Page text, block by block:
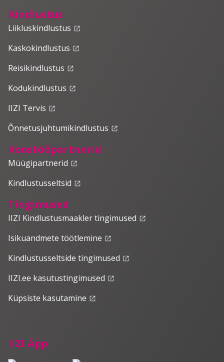
IIZI Äpp
Kindlustus
Liikluskindlustus launch
Kaskokindlustus launch
Reisikindlustus launch
Kodukindlustus launch
IIZI Tervis launch
Õnnetusjuhtumikindlustus launch
Koostööpartnerid
Müügipartnerid launch
Kindlustusseltsid launch
Tingimused
IIZI Kindlustusmaakler tingimused launch
Isikuandmete töötlemine launch
Kindlustusseltside tingimused launch
IIZI.ee kasutustingimused launch
Küpsiste kasutamine launch